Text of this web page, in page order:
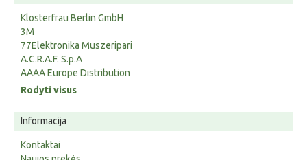
Klosterfrau Berlin GmbH
3M
77Elektronika Muszeripari
A.C.R.A.F. S.p.A
AAAA Europe Distribution
Rodyti visus
Informacija
Kontaktai